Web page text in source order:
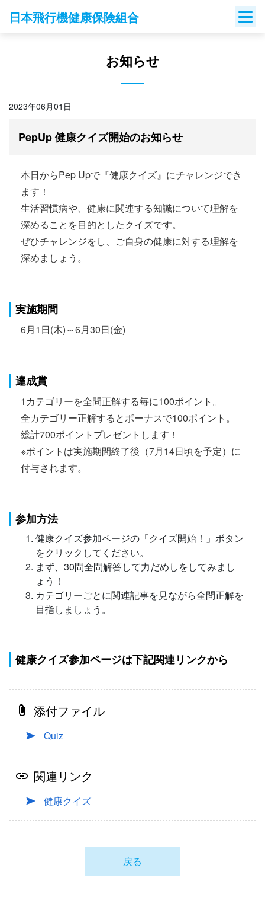
日本飛行機健康保険組合
お知らせ
2023年06月01日
PepUp 健康クイズ開始のお知らせ
本日からPep Upで『健康クイズ』にチャレンジでき
ます！
生活習慣病や、健康に関連する知識について理解を
深めることを目的としたクイズです。
ぜひチャレンジをし、ご自身の健康に対する理解を
深めましょう。
実施期間
6月1日(木)～6月30日(金)
達成賞
1カテゴリーを全問正解する毎に100ポイント。
全カテゴリー正解するとボーナスで100ポイント。
総計700ポイントプレゼントします！
※ポイントは実施期間終了後（7月14日頃を予定）に
付与されます。
参加方法
健康クイズ参加ページの「クイズ開始！」ボタン
をクリックしてください。
まず、30問全問解答して力だめしをしてみまし
ょう！
カテゴリーごとに関連記事を見ながら全問正解を
目指しましょう。
健康クイズ参加ページは下記関連リンクから
添付ファイル
Quiz
関連リンク
健康クイズ
戻る